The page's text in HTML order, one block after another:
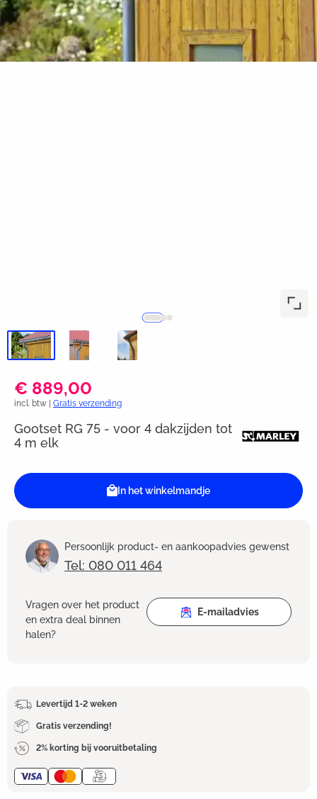
€ 889,00
incl. btw | Gratis verzending
Gootset RG 75 - voor 4 dakzijden tot
4 m elk
In het winkelmandje
Persoonlijk product- en aankoopadvies gewenst
Tel: 080 011 464
Vragen over het product
en extra deal binnen
halen?
E-mailadvies
Levertijd 1-2 weken
Gratis verzending!
2% korting bij vooruitbetaling